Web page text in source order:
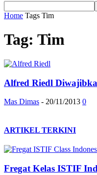
Home Tags Tim
Tag: Tim
Alfred Riedl
Mas Dimas - 20/11/2013 0
ARTIKEL TERKINI
Fregat Kelas ISTIF